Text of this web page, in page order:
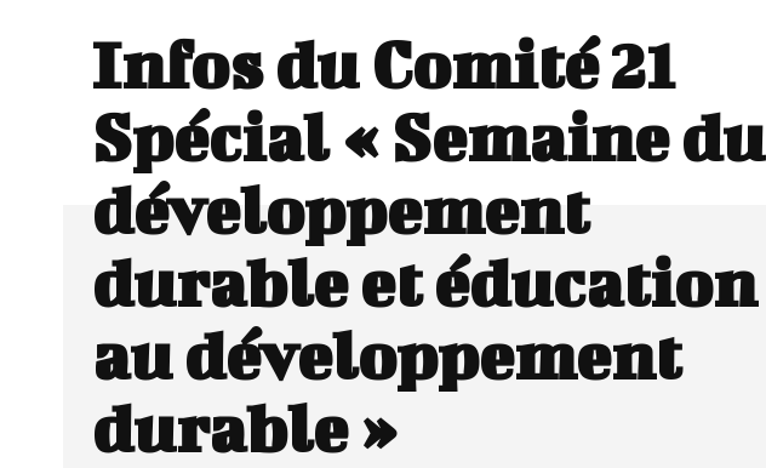
Infos du Comité 21
Spécial « Semaine du
développement
durable et éducation
au développement
durable »